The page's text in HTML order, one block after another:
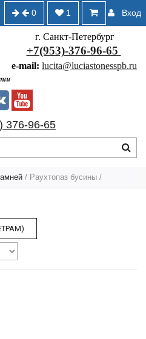
Вход
1
0
г. Санкт-Петербург
+7(953)-376-96-65
e-mail: lucita@luciastonesspb.ru
376-96-65
/ Раухтопаз бусины /